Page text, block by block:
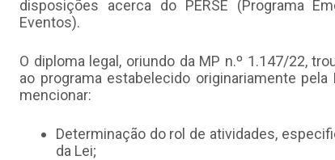
disposições acerca do PERSE (Programa
Eventos).
O diploma legal, oriundo da MP n.º 1.147/22,
ao programa estabelecido originariamente
mencionar:
Determinação do rol de atividades,
da Lei;